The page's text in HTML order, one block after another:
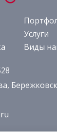
Услуги
Виды